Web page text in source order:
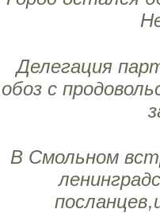
Делегация
обоз с
В Смольном